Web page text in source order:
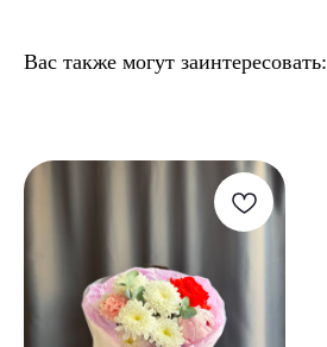
Вас также могут заинтересовать: